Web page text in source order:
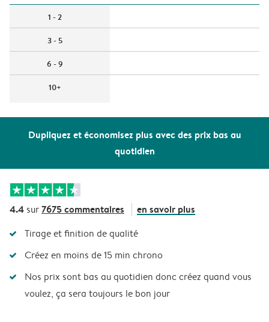
Dupliquez et économisez plus avec des prix bas au
quotidien
1 - 2
3 - 5
6 - 9
10+
4.4 sur7675 commentaires en savoir plus
Tirage et finition de qualité
Créez en moins de 15 min chrono
Nos prix sont bas au quotidien donc créez quand vous
voulez, ça sera toujours le bon jour